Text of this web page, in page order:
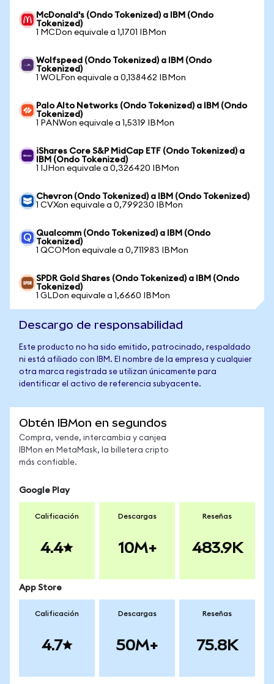
McDonald's (Ondo Tokenized) a IBM (Ondo
Tokenized)
1 MCDon equivale a 1,1701 IBMon
Wolfspeed (Ondo Tokenized) a IBM (Ondo
Tokenized)
1 WOLFon equivale a 0,138462 IBMon
Palo Alto Networks (Ondo Tokenized) a IBM (Ondo
Tokenized)
1 PANWon equivale a 1,5319 IBMon
iShares Core S&P MidCap ETF (Ondo Tokenized) a
IBM (Ondo Tokenized)
1 IJHon equivale a 0,326420 IBMon
Chevron (Ondo Tokenized) a IBM (Ondo Tokenized)
1 CVXon equivale a 0,799230 IBMon
Qualcomm (Ondo Tokenized) a IBM (Ondo
Tokenized)
1 QCOMon equivale a 0,711983 IBMon
SPDR Gold Shares (Ondo Tokenized) a IBM (Ondo
Tokenized)
1 GLDon equivale a 1,6660 IBMon
Descargo de responsabilidad
Este producto no ha sido emitido, patrocinado, respaldado
ni está afiliado con IBM. El nombre de la empresa y cualquier
otra marca registrada se utilizan únicamente para
identificar el activo de referencia subyacente.
Obtén IBMon en segundos
Compra, vende, intercambia y canjea
IBMon en MetaMask, la billetera cripto
más confiable.
Google Play
Calificación
4.4
Descargas
10M+
Reseñas
483.9K
App Store
Calificación
4.7
Descargas
50M+
Reseñas
75.8K